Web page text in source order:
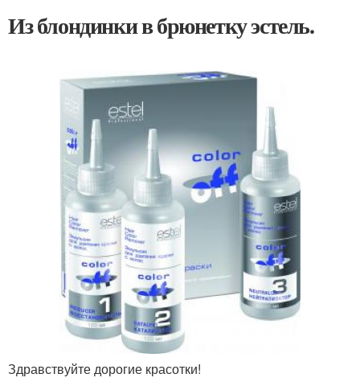
Из блондинки в брюнетку эстель.
Здравствуйте дорогие красотки!